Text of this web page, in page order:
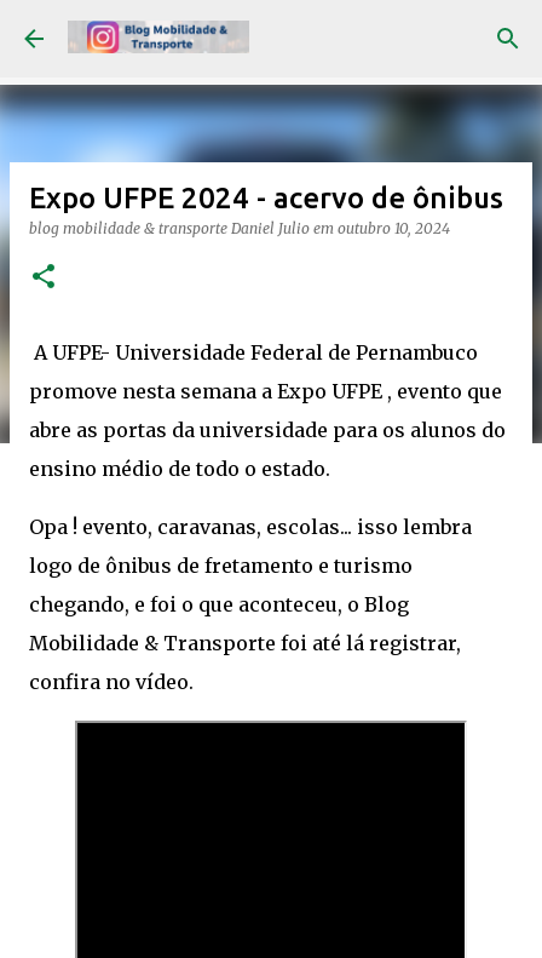
Pular para o conteúdo principal
Expo UFPE 2024 - acervo de ônibus
blog mobilidade & transporte Daniel Julio em outubro 10, 2024
A UFPE- Universidade Federal de Pernambuco
promove nesta semana a Expo UFPE , evento que
abre as portas da universidade para os alunos do
ensino médio de todo o estado.
Opa ! evento, caravanas, escolas... isso lembra
logo de ônibus de fretamento e turismo
chegando, e foi o que aconteceu, o Blog
Mobilidade & Transporte foi até lá registrar,
confira no vídeo.